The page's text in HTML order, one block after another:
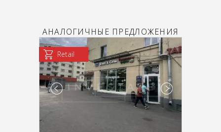
АНАЛОГИЧНЫЕ ПРЕДЛОЖЕНИЯ
Retail